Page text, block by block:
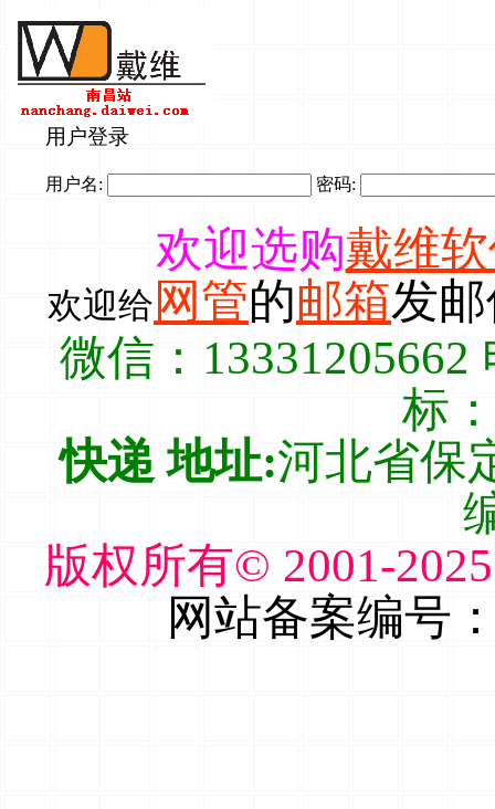
用户登录
用户名: 密码:
欢迎选购戴维
欢迎给 网管的邮箱发
微信：
标
快递 地址:河北省保
版权所有© 2001-
网站备案编号